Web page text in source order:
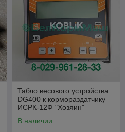
Табло весового устройства
DG400 к кормораздатчику
ИСРК-12Ф "Хозяин"
В наличии